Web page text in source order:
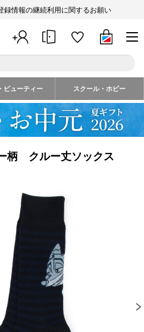
録情報の継続利用に関するお願い
ビューティー スクール・ホビー
柄 クルー丈ソックス